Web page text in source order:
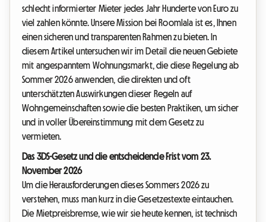
schlecht informierter Mieter jedes Jahr Hunderte von Euro zu
viel zahlen könnte. Unsere Mission bei Roomlala ist es, Ihnen
einen sicheren und transparenten Rahmen zu bieten. In
diesem Artikel untersuchen wir im Detail die neuen Gebiete
mit angespanntem Wohnungsmarkt, die diese Regelung ab
Sommer 2026 anwenden, die direkten und oft
unterschätzten Auswirkungen dieser Regeln auf
Wohngemeinschaften sowie die besten Praktiken, um sicher
und in voller Übereinstimmung mit dem Gesetz zu
vermieten.
Das 3DS-Gesetz und die entscheidende Frist vom 23.
November 2026
Um die Herausforderungen dieses Sommers 2026 zu
verstehen, muss man kurz in die Gesetzestexte eintauchen.
Die Mietpreisbremse, wie wir sie heute kennen, ist technisch